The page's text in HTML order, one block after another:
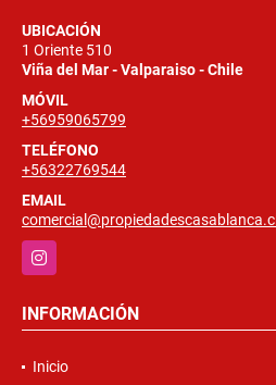
UBICACIÓN
1 Oriente 510
Viña del Mar - Valparaiso - Chile
MÓVIL
+56959065799
TELÉFONO
+56322769544
EMAIL
comercial@propiedadescasablanca.cl
Instagram
INFORMACIÓN
Inicio